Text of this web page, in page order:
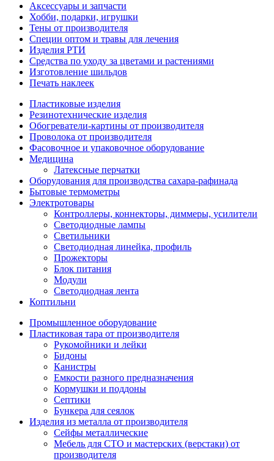
Аксессуары и запчасти
Хобби, подарки, игрушки
Тены от производителя
Специи оптом и травы для лечения
Изделия РТИ
Средства по уходу за цветами и растениями
Изготовление шильдов
Печать наклеек
Пластиковые изделия
Резинотехнические изделия
Обогреватели-картины от производителя
Проволока от производителя
Фасовочное и упаковочное оборудование
Медицина
Латексные перчатки
Оборудования для производства сахара-рафинада
Бытовые термометры
Электротовары
Контроллеры, коннекторы, диммеры, усилители
Светодиодные лампы
Светильники
Светодиодная линейка, профиль
Прожекторы
Блок питания
Модули
Светодиодная лента
Коптильни
Промышленное оборудование
Пластиковая тара от производителя
Рукомойники и лейки
Бидоны
Канистры
Емкости разного предназначения
Кормушки и поддоны
Септики
Бункера для сеялок
Изделия из металла от производителя
Сейфы металлические
Мебель для СТО и мастерских (верстаки) от
производителя